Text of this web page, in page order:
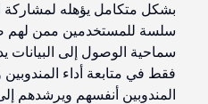
بشكل متكامل يؤهله لمشاركة
سلسة للمستخدمين ممن لهم
سماحية الوصول إلى
فقط في متابعة أداء
المندوبين أنفسهم ويرشدهم